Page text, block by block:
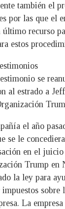
también el
por las que el
último recurso
estos
se
al estrado a
el año
se le
en el
Trump en
la ley para
sobre
La